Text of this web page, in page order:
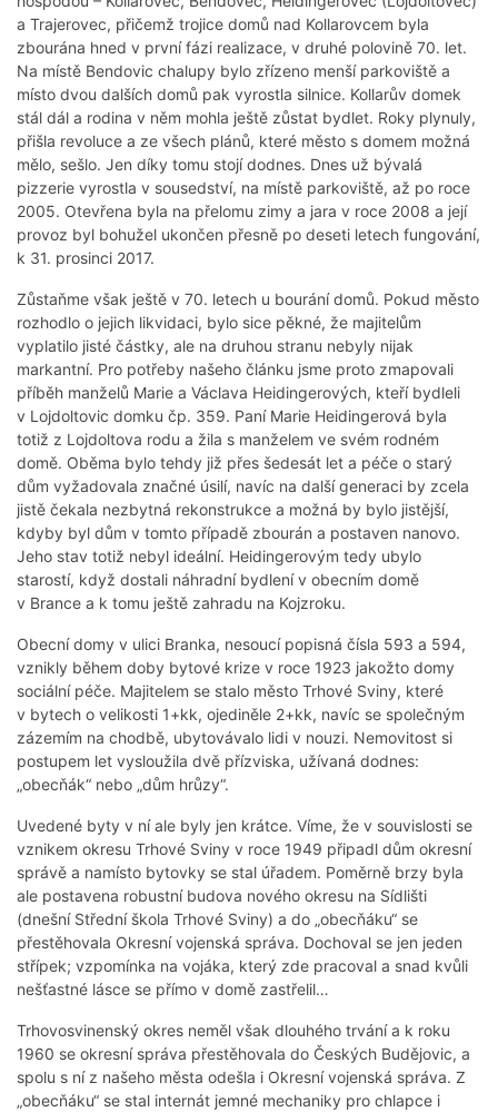
a Trajerovec, přičemž trojice domů nad Kollarovcem byla
zbourána hned v první fázi realizace, v druhé polovině 70. let.
Na místě Bendovic chalupy bylo zřízeno menší parkoviště a
místo dvou dalších domů pak vyrostla silnice. Kollarův domek
stál dál a rodina v něm mohla ještě zůstat bydlet. Roky plynuly,
přišla revoluce a ze všech plánů, které město s domem možná
mělo, sešlo. Jen díky tomu stojí dodnes. Dnes už bývalá
pizzerie vyrostla v sousedství, na místě parkoviště, až po roce
2005. Otevřena byla na přelomu zimy a jara v roce 2008 a její
provoz byl bohužel ukončen přesně po deseti letech fungování,
k 31. prosinci 2017.
Zůstaňme však ještě v 70. letech u bourání domů. Pokud město
rozhodlo o jejich likvidaci, bylo sice pěkné, že majitelům
vyplatilo jisté částky, ale na druhou stranu nebyly nijak
markantní. Pro potřeby našeho článku jsme proto zmapovali
příběh manželů Marie a Václava Heidingerových, kteří bydleli
v Lojdoltovic domku čp. 359. Paní Marie Heidingerová byla
totiž z Lojdoltova rodu a žila s manželem ve svém rodném
domě. Oběma bylo tehdy již přes šedesát let a péče o starý
dům vyžadovala značné úsilí, navíc na další generaci by zcela
jistě čekala nezbytná rekonstrukce a možná by bylo jistější,
kdyby byl dům v tomto případě zbourán a postaven nanovo.
Jeho stav totiž nebyl ideální. Heidingerovým tedy ubylo
starostí, když dostali náhradní bydlení v obecním domě
v Brance a k tomu ještě zahradu na Kojzroku.
Obecní domy v ulici Branka, nesoucí popisná čísla 593 a 594,
vznikly během doby bytové krize v roce 1923 jakožto domy
sociální péče. Majitelem se stalo město Trhové Sviny, které
v bytech o velikosti 1+kk, ojediněle 2+kk, navíc se společným
zázemím na chodbě, ubytovávalo lidi v nouzi. Nemovitost si
postupem let vysloužila dvě přízviska, užívaná dodnes:
„obecňák“ nebo „dům hrůzy“.
Uvedené byty v ní ale byly jen krátce. Víme, že v souvislosti se
vznikem okresu Trhové Sviny v roce 1949 připadl dům okresní
správě a namísto bytovky se stal úřadem. Poměrně brzy byla
ale postavena robustní budova nového okresu na Sídlišti
(dnešní Střední škola Trhové Sviny) a do „obecňáku“ se
přestěhovala Okresní vojenská správa. Dochoval se jen jeden
střípek; vzpomínka na vojáka, který zde pracoval a snad kvůli
nešťastné lásce se přímo v domě zastřelil…
Trhovosvinenský okres neměl však dlouhého trvání a k roku
1960 se okresní správa přestěhovala do Českých Budějovic, a
spolu s ní z našeho města odešla i Okresní vojenská správa. Z
„obecňáku“ se stal internát jemné mechaniky pro chlapce i